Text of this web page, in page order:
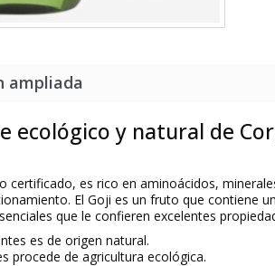
ampliada
ecológico y natural de
certificado, es rico en aminoácidos,
El Goji es un fruto que contiene
que le confieren excelentes
es de origen natural.
procede de agricultura ecológica.